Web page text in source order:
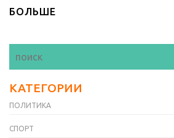
БОЛЬШЕ
КАТЕГОРИИ
ПОЛИТИКА
СПОРТ